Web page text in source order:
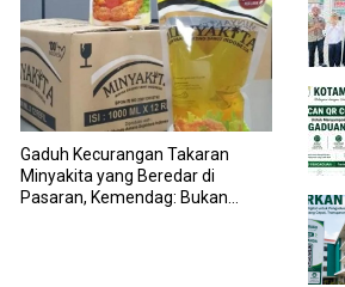
Gaduh Kecurangan Takaran
Minyakita yang Beredar di
Pasaran, Kemendag: Bukan